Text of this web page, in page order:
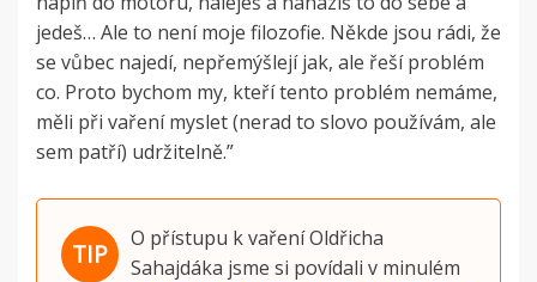
jedeš… Ale to není moje filozofie. Někde jsou rádi, že
se vůbec najedí, nepřemýšlejí jak, ale řeší problém
co. Proto bychom my, kteří tento problém nemáme,
měli při vaření myslet (nerad to slovo používám, ale
sem patří) udržitelně.”
O přístupu k vaření Oldřicha
Sahajdáka jsme si povídali v minulém